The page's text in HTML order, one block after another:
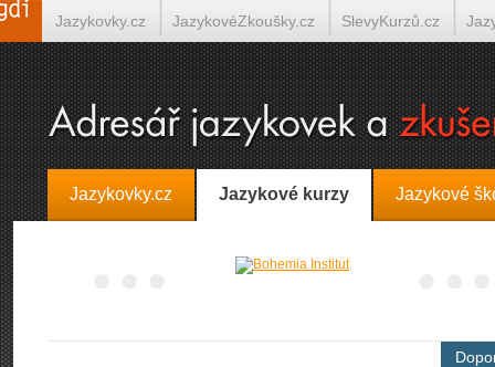
Jazykovky.cz Jazykové kurzy Jazykové
Jazykovky.cz JazykovéZkoušky.cz SlevyKurzů.cz
Španělština on-line Italština on-line Tlumočení-